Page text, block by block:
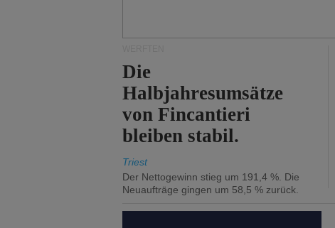
Die
Halbjahresumsätze
von Fincantieri
bleiben stabil.
Triest
Der Nettogewinn stieg um 191,4 %. Die
Neuaufträge gingen um 58,5 % zurück.